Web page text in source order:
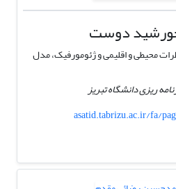
دوست
محیطی و اقلیمی و ژئومورفیک، مدل
ریزی دانشگاه تبریز
asatid.tabrizu.ac.ir/fa/